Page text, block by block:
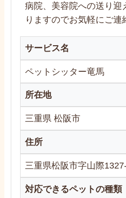
病院、美容院への送り迎
りますのでお気軽にご連
サービス名
ペットシッター竜馬
所在地
三重県 松阪市
住所
三重県松阪市字山際
対応できるペットの種類